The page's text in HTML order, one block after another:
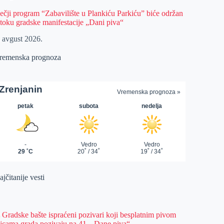
program “Zabavilište u Plankiću Parkiću” biće održan
gradske manifestacije „Dani piva“
avgust 2026.
prognoza
vesti
Gradske bašte ispraćeni pozivari koji besplatnim pivom